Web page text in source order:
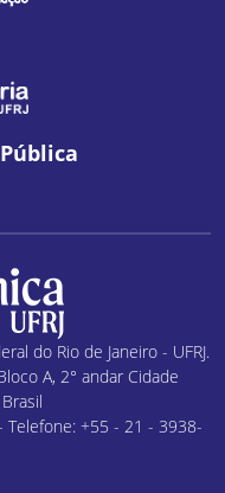
do Rio de Janeiro - UFRJ.
A, 2° andar Cidade
Telefone: +55 - 21 - 3938-